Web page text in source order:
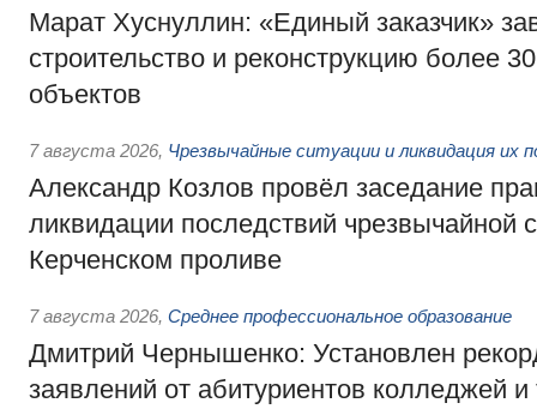
Марат Хуснуллин: «Единый заказчик»
строительство и реконструкцию более
объектов
7 августа 2026, Чрезвычайные ситуации и ликвидация их
Александр Козлов провёл заседание
ликвидации последствий чрезвычайной
Керченском проливе
7 августа 2026, Среднее профессиональное образование
Дмитрий Чернышенко: Установлен
заявлений от абитуриентов колледжей и